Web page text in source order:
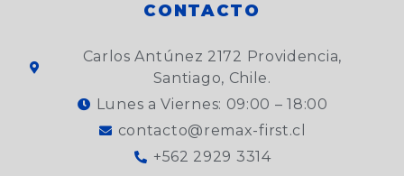
CONTACTO
Carlos Antúnez 2172 Providencia,
Santiago, Chile.
Lunes a Viernes: 09:00 – 18:00
contacto@remax-first.cl
+562 2929 3314